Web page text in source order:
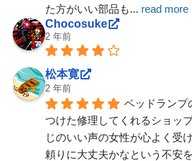
た方がいい部品も... read more
Chocosuke
2 年前
松本寛
2 年前
ベッドランプ
つけた修理してくれるショッ
じのいい声の女性が心よく受
頼りに大丈夫かなという不安